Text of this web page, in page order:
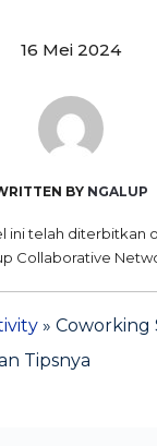
16 Mei 2024
BY NGALUP
ini telah diterbitkan
Collaborative
» Coworking
Tipsnya